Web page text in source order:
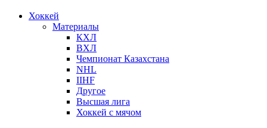
Хоккей
Материалы
КХЛ
ВХЛ
Чемпионат Казахстана
NHL
IIHF
Другое
Высшая лига
Хоккей с мячом